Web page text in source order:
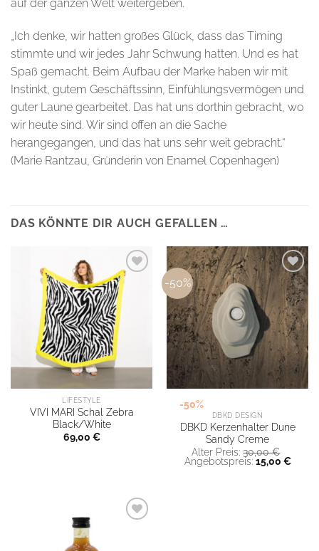
auf der ganzen Welt weitergeben.
„Ich denke, wir hatten großes Glück, dass das Timing
stimmte und wir jedes Jahr Schwung hatten. Und es hat
Spaß gemacht. Beim Aufbau der Marke haben wir mit
Instinkt, gutem Geschäftssinn, Einfühlungsvermögen und
guter Laune gearbeitet. Das hat uns dorthin gebracht, wo
wir heute sind. Wir sind offen an die Sache
herangegangen, und das hat uns sehr weit gebracht.“
(Marie Rantzau, Gründerin von Enamel Copenhagen)
DAS KÖNNTE DIR AUCH GEFALLEN …
LIFESTYLE
VIVI MARI Schal Zebra
Black/White
69,00 €
-50%
-50%
DBKD DESIGN
DBKD Kerzenhalter Dune
Sandy Creme
Alter Preis: 30,00€
Preis
Angebotspreis: 15,00 €